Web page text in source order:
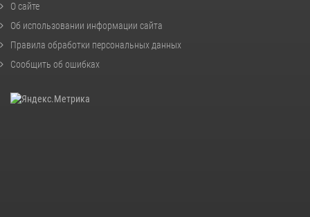
О сайте
Об использовании информации сайта
Правила обработки персональных данных
Сообщить об ошибках